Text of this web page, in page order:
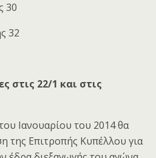
30
32
στις 22/1 και στις
Ιανουαρίου του 2014 θα
της Επιτροπής Κυπέλλου για